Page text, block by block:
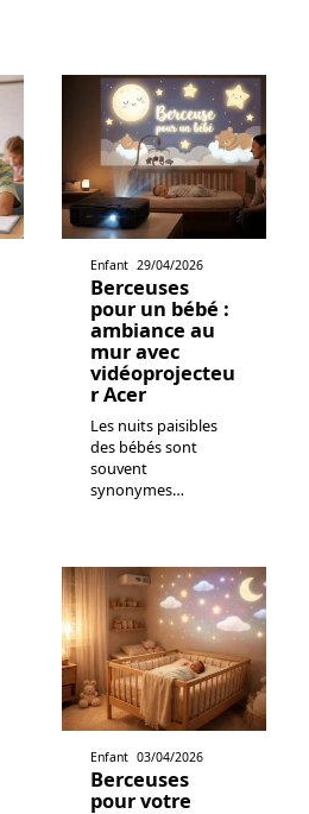
Enfant 29/04/2026
Berceuses
pour un bébé :
ambiance au
mur avec
vidéoprojecteu
r Acer
Les nuits paisibles
des bébés sont
souvent
synonymes…
Enfant 03/04/2026
Berceuses
pour votre